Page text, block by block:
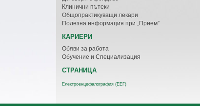
Клинични пътеки
Общопрактикуващи лекари
Полезна информация при „Прием”
КАРИЕРИ
Обяви за работа
Обучение и Специализация
СТРАНИЦА
Eлектроенцефалография (ЕЕГ)